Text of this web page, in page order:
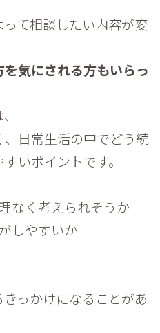
て相談したい内容が変
気にされる方もいらっ
日常生活の中でどう続
いポイントです。
なく考えられそうか
しやすいか
っかけになることがあ